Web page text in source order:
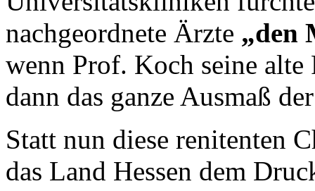
nachgeordnete Ärzte „den
wenn Prof. Koch seine
dann das ganze Ausmaß
Statt nun diese renitenten
das Land Hessen dem